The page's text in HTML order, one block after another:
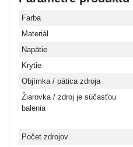
Farba
Materiál
Napätie
Krytie
Objímka / pätica zdroja
Žiarovka / zdroj je súčasťou
balenia
Počet zdrojov